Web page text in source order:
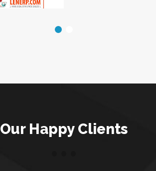
Our Happy Clients